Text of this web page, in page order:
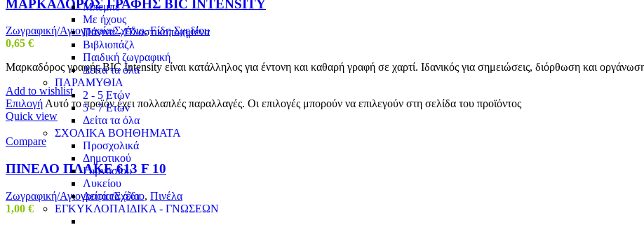
Μπεμπέ
Με ήχους
Πάνινα - Πλαστικοποιημένα
Βιβλιοπάζλ
Παιδική ζωγραφική
Δείτα τα όλα
ΠΑΡΑΜΥΘΙΑ
2 - 5 Ετών
5 - 7 Ετών
Δείτα τα όλα
ΣΧΟΛΙΚΑ ΒΟΗΘΗΜΑΤΑ
Προσχολικά
Δημοτικού
Γυμνασίου
Λυκείου
Δείτα τα όλα
ΕΓΚΥΚΛΟΠΑΙΔΙΚΑ - ΓΝΩΣΕΩΝ
ΜΑΡΚΑΔΟΡΟΣ ΓΡΑΦΗΣ BIC INTENSITY
Ζωγραφική/Αγιογραφία/Σχέδιο, Είδη Σχεδίου
0,65 €
Μαρκαδόρος γραφής BIC Intensity είναι κατάλληλος για έντονη και καθαρή γραφή σε χαρτί. Ιδανικός για σημειώσεις, διόρθωση και
Add to wishlist
Επιλογή Αυτό το προϊόν έχει πολλαπλές παραλλαγές. Οι επιλογές μπορούν να επιλεγούν στη σελίδα του προϊόντος
Quick view
Compare
ΠΙΝΕΛΟ ΠΛΑΚΕ 613 F 10
Ζωγραφική/Αγιογραφία/Σχέδιο, Πινέλα
1,00 €